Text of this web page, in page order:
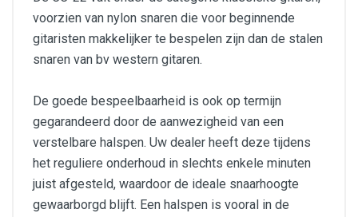
voorzien van nylon snaren die voor beginnende
gitaristen makkelijker te bespelen zijn dan de stalen
snaren van bv western gitaren.
De goede bespeelbaarheid is ook op termijn
gegarandeerd door de aanwezigheid van een
verstelbare halspen. Uw dealer heeft deze tijdens
het reguliere onderhoud in slechts enkele minuten
juist afgesteld, waardoor de ideale snaarhoogte
gewaarborgd blijft. Een halspen is vooral in de